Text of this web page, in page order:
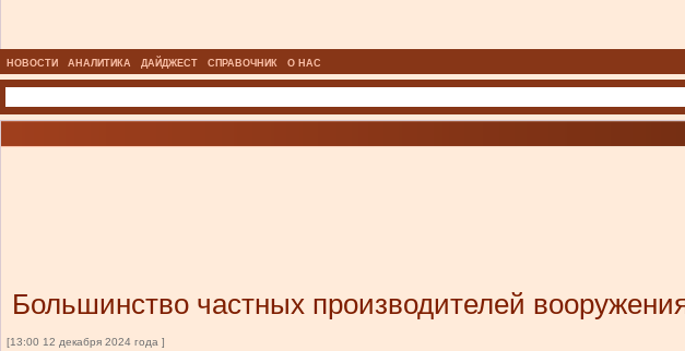
НОВОСТИ АНАЛИТИКА ДАЙДЖЕСТ СПРАВОЧНИК О НАС
Большинство частных производителей
[13:00 12 декабря 2024 года ]